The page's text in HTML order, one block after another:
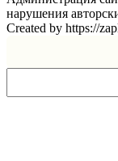
нарушения
Created by https://